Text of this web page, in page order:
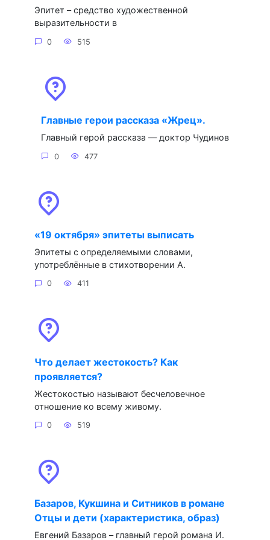
Эпитет – средство художественной
выразительности в
0 515
Главные герои рассказа «Жрец».
Главный герой рассказа — доктор Чудинов
0 477
«19 октября» эпитеты выписать
Эпитеты с определяемыми словами,
употреблённые в стихотворении А.
0 411
Что делает жестокость? Как
проявляется?
Жестокостью называют бесчеловечное
отношение ко всему живому.
0 519
Базаров, Кукшина и Ситников в романе
Отцы и дети (характеристика, образ)
Евгений Базаров – главный герой романа И.